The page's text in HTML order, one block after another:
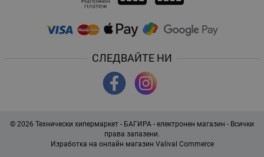
СЛЕДВАЙТЕ НИ
© 2026 Технически хипермаркет - БАГИРА - електронен магазин - Всички
права запазени.
Изработка на онлайн магазин Valival Commerce